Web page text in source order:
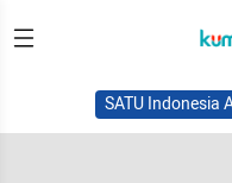
SATU Indonesia